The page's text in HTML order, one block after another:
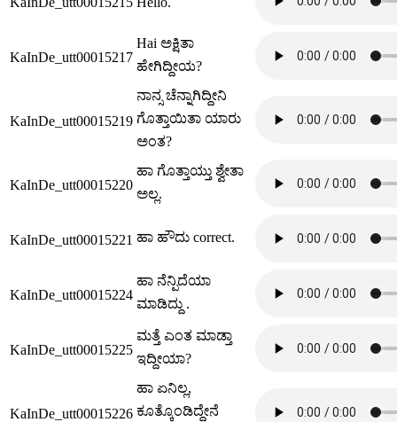
KaInDe_utt00015217
Hai ಅಕ್ಷಿತಾ
ಹೇಗಿದ್ದೀಯ?
KaInDe_utt00015219
ನಾನ್ಸ ಚೆನ್ನಾಗಿದ್ದೀನಿ
ಗೊತ್ತಾಯಿತಾ ಯಾರು
ಅಂತ?
KaInDe_utt00015220
ಹಾ ಗೊತ್ತಾಯ್ತು ಶ್ವೇತಾ
ಅಲ್ಲ.
KaInDe_utt00015221 ಹಾ ಹೌದು correct.
KaInDe_utt00015224
ಹಾ ನೆನ್ಪಿದೆಯಾ
ಮಾಡಿದ್ದು .
KaInDe_utt00015225
ಮತ್ತೆ ಎಂತ ಮಾಡ್ತಾ
ಇದ್ದೀಯಾ?
KaInDe_utt00015226
ಹಾ ಏನಿಲ್ಲ,
ಕೂತ್ಕೊಂಡಿದ್ದೇನೆ